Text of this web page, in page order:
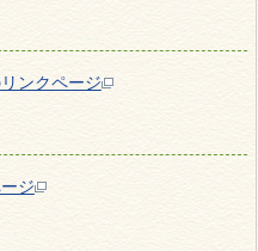
ンクページ
ジ